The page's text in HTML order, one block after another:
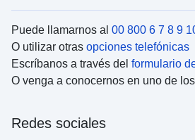
Puede llamarnos al 00 800 6 7 8 9
O utilizar otras opciones telefónicas
Escríbanos a través del formulario
O venga a conocernos en uno de los
Redes sociales